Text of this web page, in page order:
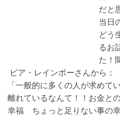
だと
当日
どう
るお
た！
ピア・レインボーさんから：
「一般的に多くの人が求めて
離れているなんて！！お金と
幸福 ちょっと足りない事の